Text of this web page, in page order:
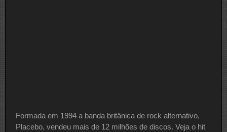
Formada em 1994 a banda britânica de rock alternativo,
Placebo, vendeu mais de 12 milhões de discos. Veja o hit